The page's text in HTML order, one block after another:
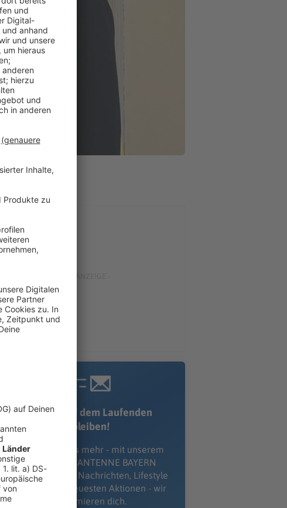
Immer auf dem Laufenden
bleiben!
Verpass' nichts mehr - mit unserem
kostenlosen ANTENNE BAYERN
Newsletter. Ob Nachrichten, Lifestyle
oder unsere neuesten Aktionen - wir
informieren dich.